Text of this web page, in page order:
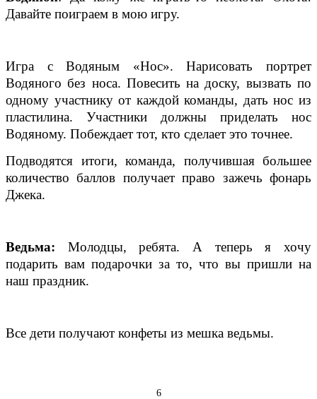
Давайте поиграем в мою игру.
Игра с Водяным «Нос». Нарисовать портрет
Водяного без носа. Повесить на доску, вызвать по
одному участнику от каждой команды, дать нос из
пластилина. Участники должны приделать нос
Водяному. Побеждает тот, кто сделает это точнее.
Подводятся итоги, команда, получившая большее
количество баллов получает право зажечь фонарь
Джека.
Ведьма: Молодцы, ребята. А теперь я хочу
подарить вам подарочки за то, что вы пришли на
наш праздник.
Все дети получают конфеты из мешка ведьмы.
6